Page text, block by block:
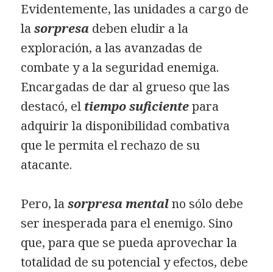
Evidentemente, las unidades a cargo de
lasorpresa deben eludir a la
exploración, a las avanzadas de
combate y a la seguridad enemiga.
Encargadas de dar al grueso que las
destacó, el tiempo suficientepara
adquirir la disponibilidad combativa
que le permita el rechazo de su
atacante.
Pero, lasorpresa mentalno sólo debe
ser inesperada para el enemigo. Sino
que, para que se pueda aprovechar la
totalidad de su potencial y efectos, debe